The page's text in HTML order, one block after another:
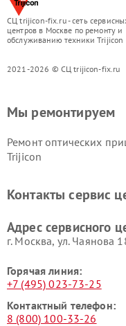
СЦ trijicon-fix.ru - сеть
центров в Москве по ремонту и
обслуживанию техники Trijicon
2021-2026 © СЦ trijicon-fix.ru
Мы ремонтируем
Ремонт оптических
Trijicon
Контакты сервис
Адрес сервисного
г. Москва, ул. Чаянова
Горячая линия:
+7 (495) 023-73-25
Контактный телефон:
8 (800) 100-33-26